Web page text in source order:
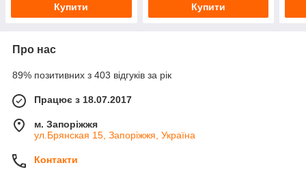
Купити Купити
Про нас
89% позитивних з 403 відгуків за рік
Працює з 18.07.2017
м. Запоріжжя
ул.Брянская 15, Запоріжжя, Україна
Контакти